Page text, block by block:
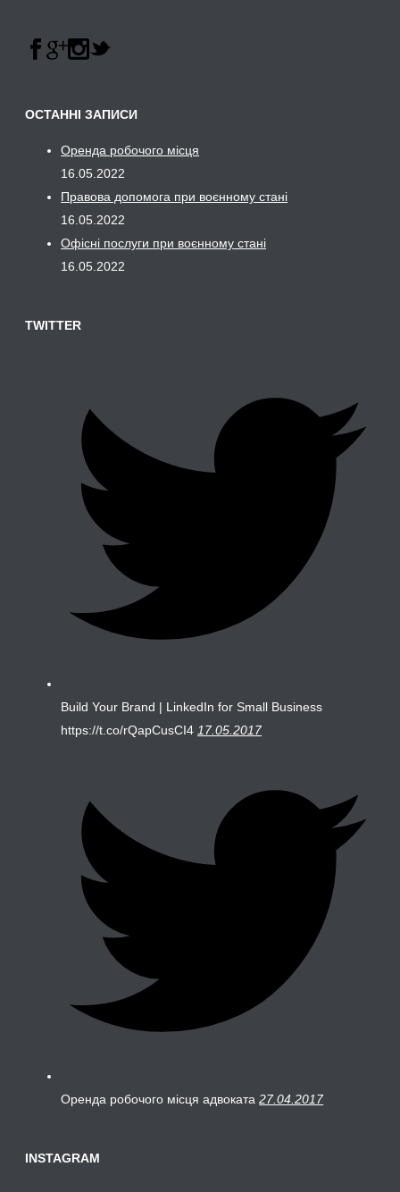
ОСТАННІ ЗАПИСИ
Оренда робочого місця
16.05.2022
Правова допомога при воєнному стані
16.05.2022
Офісні послуги при воєнному стані
16.05.2022
TWITTER
Build Your Brand | LinkedIn for Small Business
https://t.co/rQapCusCI4 17.05.2017
Оренда робочого місця адвоката27.04.2017
INSTAGRAM